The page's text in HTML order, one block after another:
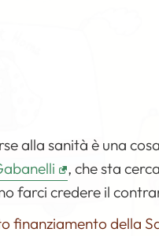
alla sanità è una
, che sta
farci credere il
finanziamento della